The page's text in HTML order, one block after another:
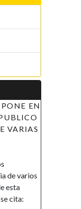
A LAS
EN GUINEA
DE
de la República de
en el marco de su
la inclusión y la
así como el